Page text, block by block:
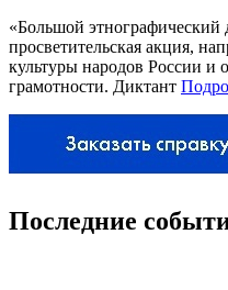
«Большой
просветительская акция,
культуры народов России и
грамотности. Диктант
Последние